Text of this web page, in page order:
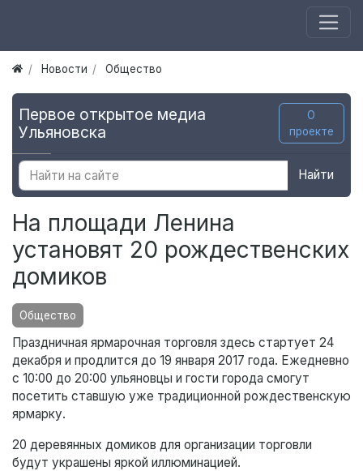
Новости Общество
Первое открытое медиа
Ульяновска
О
проекте
Найти
На площади Ленина
установят 20 рождественских
домиков
Общество
Праздничная ярмарочная торговля здесь стартует 24
декабря и продлится до 19 января 2017 года. Ежедневно
с 10:00 до 20:00 ульяновцы и гости города смогут
посетить ставшую уже традиционной рождественскую
ярмарку.
20 деревянных домиков для организации торговли
будут украшены яркой иллюминацией.